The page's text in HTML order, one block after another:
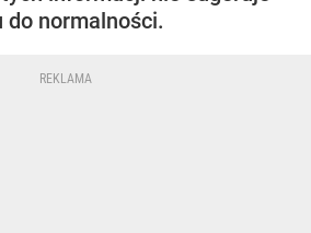
normalności.